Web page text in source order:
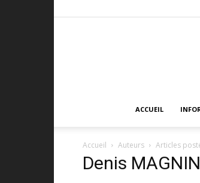
ACCUEIL
Accueil Auteurs Articles
Denis MAGNIN